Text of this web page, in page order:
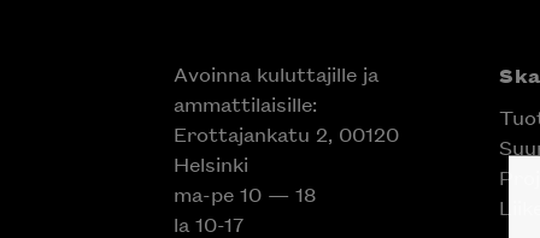
Avoinna kuluttajille ja
ammattilaisille:
Erottajankatu 2, 00120
Helsinki
ma-pe 10 — 18
la 10-17